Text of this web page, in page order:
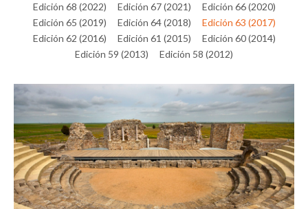
Edición 68 (2022)
Edición 67 (2021)
Edición 66 (2020)
Edición 65 (2019)
Edición 64 (2018)
Edición 63 (2017)
Edición 62 (2016)
Edición 61 (2015)
Edición 60 (2014)
Edición 59 (2013)
Edición 58 (2012)